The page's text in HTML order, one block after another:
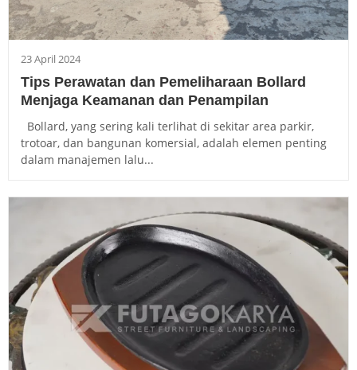
23 April 2024
Tips Perawatan dan Pemeliharaan Bollard
Menjaga Keamanan dan Penampilan
Bollard, yang sering kali terlihat di sekitar area parkir,
trotoar, dan bangunan komersial, adalah elemen penting
dalam manajemen lalu...